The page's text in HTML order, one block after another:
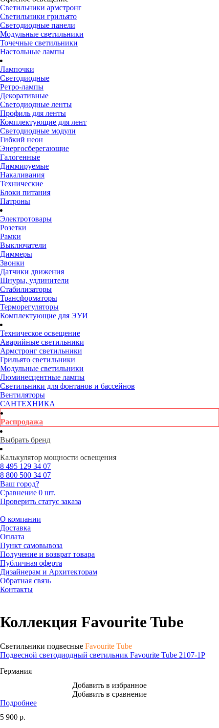
Светильники армстронг
Светильники грильято
Светодиодные панели
Модульные светильники
Точечные светильники
Настольные лампы
Лампочки
Светодиодные
Ретро-лампы
Декоративные
Светодиодные ленты
Профиль для ленты
Комплектующие для лент
Светодиодные модули
Гибкий неон
Энергосберегающие
Галогенные
Диммируемые
Накаливания
Технические
Блоки питания
Патроны
Электротовары
Розетки
Рамки
Выключатели
Диммеры
Звонки
Датчики движения
Шнуры, удлинители
Стабилизаторы
Трансформаторы
Терморегуляторы
Комплектующие для ЭУИ
Техническое освещение
Аварийные светильники
Армстронг светильники
Грильято светильники
Модульные светильники
Люминесцентные лампы
Светильники для фонтанов и бассейнов
Вентиляторы
САНТЕХНИКА
Распродажа
Выбрать бренд
Калькулятор мощности освещения
8 495 129 34 07
8 800 500 34 07
Ваш город?
Сравнение 0 шт.
Проверить статус заказа
О компании
Доставка
Оплата
Пункт самовывоза
Получение и возврат товара
Публичная оферта
Дизайнерам и Архитекторам
Обратная связь
Контакты
Коллекция Favourite Tube
Светильники подвесные Favourite Tube
Подвесной светодиодный светильник Favourite Tube 2107-1P
Германия
Добавить в избранное
Добавить в сравнение
Подробнее
5 900 р.